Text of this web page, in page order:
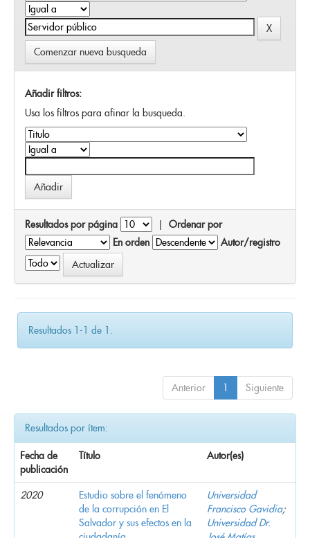
Comenzar nueva busqueda
Añadir filtros:
Usa los filtros para afinar la busqueda.
Resultados por página | Ordenar por
En orden
Autor/registro
Resultados 1-1 de 1.
Anterior 1 Siguiente
Resultados por ítem:
Fecha de
publicación
Título Autor(es)
2020
Estudio sobre el fenómeno
de la corrupción en El
Salvador y sus efectos en la
Universidad
Francisco Gavidia;
Universidad Dr.